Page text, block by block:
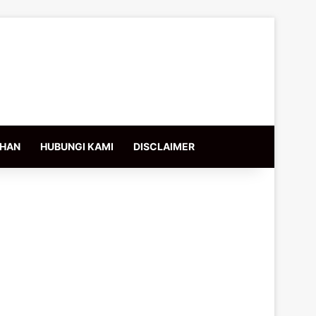
HUBUNGI KAMI DISCLAIMER